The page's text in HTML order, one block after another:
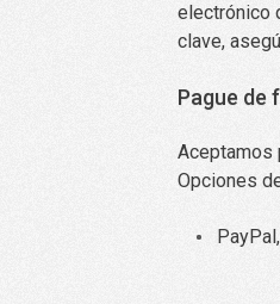
electrónico
clave,
Pague de
Aceptamos
Opciones